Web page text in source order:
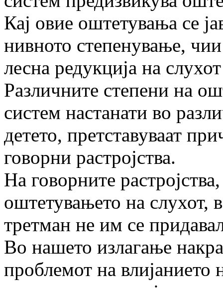
Кај овие оштетувања се
нивното степенување,
лесна редукција на
Различните степени на
систем настанати во
детето, претставуваат
говорни растројства.
На говорните
оштетувањето на слухот,
третман не им се
Во нашето излагање
проблемот на влијанието